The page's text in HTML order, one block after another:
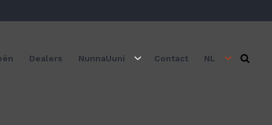
Dealers NunnaUuni Contact NL